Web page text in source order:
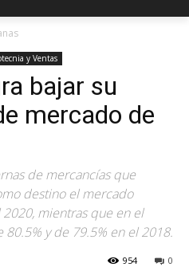
y Ventas
bajar su
mercado de
de mercancías que
destino el mercado
mientras que en el
y de 79.5% en el 2018.
0
954